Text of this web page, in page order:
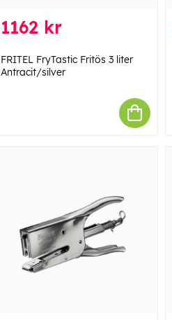
1162 kr
FRITEL FryTastic Fritös 3 liter
Antracit/silver